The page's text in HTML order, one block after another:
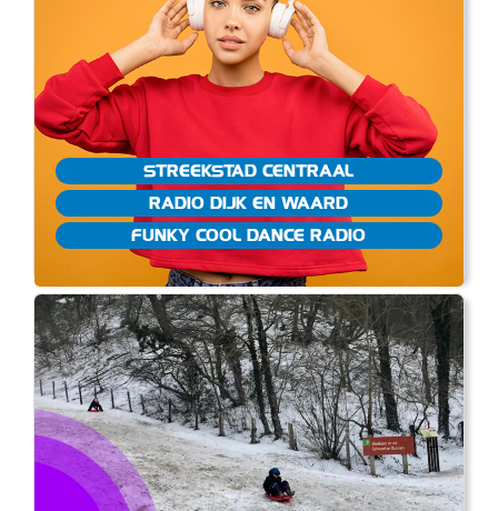
STREEKSTAD CENTRAAL
RADIO DIJK EN WAARD
FUNKY COOL DANCE RADIO